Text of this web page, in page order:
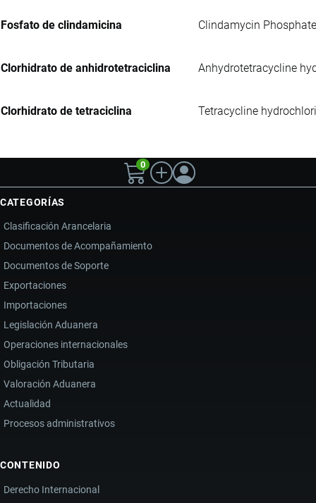
Fosfato de clindamicina Clindamycin
Clorhidrato de anhidrotetraciclina Anhydrotetracycline
Clorhidrato de tetraciclina Tetracycline
0
CATEGORÍAS
Clasificación Arancelaria
Documentos de Acompañamiento
Documentos de Soporte
Exportaciones
Importaciones
Legislación Aduanera
Operaciones internacionales
Obligación Tributaria
Valoración Aduanera
Actualidad
Procesos administrativos
CONTENIDO
Derecho Internacional